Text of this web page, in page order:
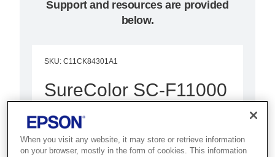
Support and resources are provided
below.
SKU: C11CK84301A1
SureColor SC-F11000
(Jumbo Roll &
Standard Reel)
When you visit any website, it may store or retrieve information
on your browser, mostly in the form of cookies. This information